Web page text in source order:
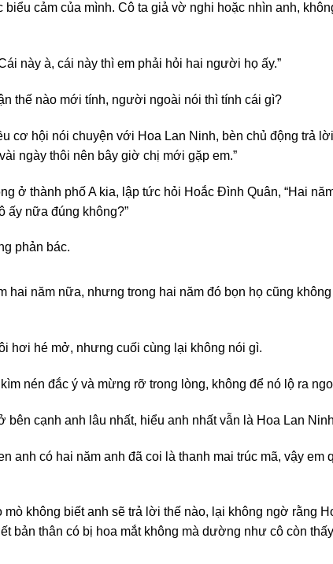
cảm của mình. Cô ta giả vờ nghi hoặc nhìn anh,
này à, cái này thì em phải hỏi hai người họ ấy.”
thế nào mới tính, người ngoài nói thì tính cái gì?
cơ hội nói chuyện với Hoa Lan Ninh, bèn chủ động trả
ngày thôi nên bây giờ chị mới gặp em.”
ở thành phố A kia, lập tức hỏi Hoắc Đình Quân, “Hai
ấy nữa đúng không?”
phản bác.
năm nữa, nhưng trong hai năm đó bọn họ cũng
hơi hé mở, nhưng cuối cùng lại không nói gì.
nén đắc ý và mừng rỡ trong lòng, không để nó lộ ra
cạnh anh lâu nhất, hiểu anh nhất vẫn là Hoa Lan
anh có hai năm anh đã coi là thanh mai trúc mã, vậy em
không biết anh sẽ trả lời thế nào, lại không ngờ rằng
bản thân có bị hoa mắt không mà dường như cô còn